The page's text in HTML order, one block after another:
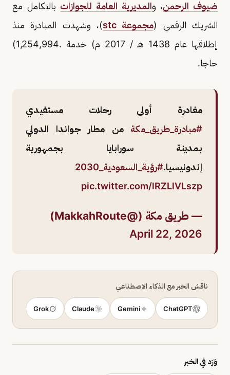
ضيوف الرحمن، والمديرية العامة للجوازات بالتكامل مع
الشريك الرقمي (مجموعة stc
)، وشهدت المبادرة منذ
إطلاقها عام 1438 هـ / 2017 م) خدمة .1,254,994)
حاجا.
مغادرة أولى رحلات مستفيدي
#مبادرة_طريق_مكة من مطار جواندا الدولي
بمدينة سورابايا بجمهورية
إندونيسيا.#رؤية_السعودية_2030
pic.twitter.com/lRZLlVLszp
— طريق مكة (@MakkahRoute)
April 22, 2026
ناقش الخبر مع الذكاء الاصطناعي
ChatGPT
Gemini
Claude
Grok
وَرَد في الخبر